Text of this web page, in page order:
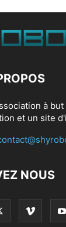
à
et un site
NOUS